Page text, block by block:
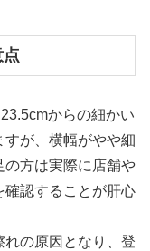
からの細かい
が、横幅がやや細
の方は実際に店舗や
確認することが肝心
の原因となり、登